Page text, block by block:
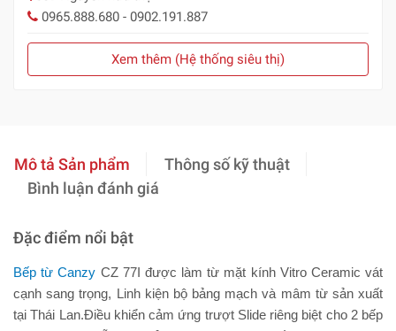
0965.888.680 - 0902.191.887
Xem thêm (Hệ thống siêu thị)
Mô tả Sản phẩm
Thông số kỹ thuật
Bình luận đánh giá
Đặc điểm nổi bật
Bếp từ Canzy CZ 77I được làm từ mặt kính Vitro Ceramic vát
cạnh sang trọng, Linh kiện bộ bảng mạch và mâm từ sản xuất
tại Thái Lan.Điều khiển cảm ứng trượt Slide riêng biệt cho 2 bếp